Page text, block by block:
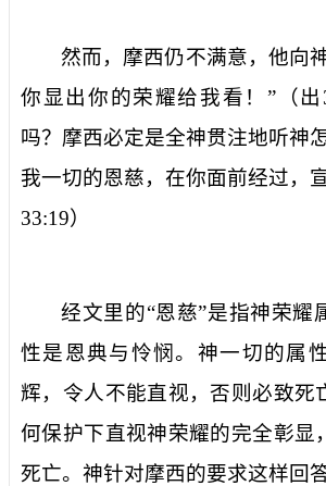
然而，摩西仍不满意，他向
你显出你的荣耀给我看！”（出
吗？摩西必定是全神贯注地听神
我一切的恩慈，在你面前经过，
33:19）
经文里的“恩慈”是指神荣耀
性是恩典与怜悯。神一切的属
辉，令人不能直视，否则必致死
何保护下直视神荣耀的完全彰显
死亡。神针对摩西的要求这样回答